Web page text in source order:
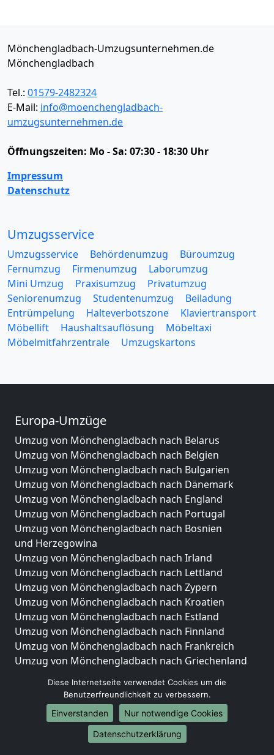
Mönchengladbach-Umzugsunternehmen.de
Mönchengladbach
Tel.: 01579-2482324
E-Mail: info@moenchengladbach-
umzugsunternehmen.de
Öffnungszeiten: Mo - Sa: 07:30 - 18:30 Uhr
Impressum
Datenschutz
Umzugsservice
Umzugsservice Behördenumzug
Büroumzug
Fernumzug
Firmenumzug
Laborumzug
Mini Umzug
Praxisumzug
Privatumzug
Seniorenumzug
Studentenumzug
Beiladung
Entrümpelung
Halteverbotszone
Klaviertransport
Möbellift
Haushaltsauflösung
Möbeltaxi
Möbelmitfahrzentrale
Umzugskartons
Europa-Umzüge
Umzug von Mönchengladbach nach Belarus
Umzug von Mönchengladbach nach Belgien
Umzug von Mönchengladbach nach Bulgarien
Umzug von Mönchengladbach nach Dänemark
Umzug von Mönchengladbach nach England
Umzug von Mönchengladbach nach Portugal
Umzug von Mönchengladbach nach Bosnien
und Herzegowina
Umzug von Mönchengladbach nach Irland
Umzug von Mönchengladbach nach Lettland
Umzug von Mönchengladbach nach Zypern
Umzug von Mönchengladbach nach Kroatien
Umzug von Mönchengladbach nach Estland
Umzug von Mönchengladbach nach Finnland
Umzug von Mönchengladbach nach Frankreich
Umzug von Mönchengladbach nach Griechenland
Umzug von Mönchengladbach nach Liechtenstein
Umzug von Mönchengladbach nach Luxemburg
Umzug von Mönchengladbach nach Niederlande
Umzug von Mönchengladbach nach Norwegen
Diese Internetseite verwendet Cookies um die
Benutzerfreundlichkeit zu verbessern.
Einverstanden
Nur notwendige Cookies
Datenschutzerklärung